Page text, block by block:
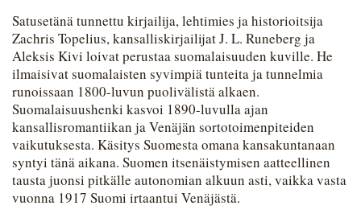
Satusetänä tunnettu kirjailija, lehtimies ja historioitsija
Zachris Topelius, kansalliskirjailijat J. L. Runeberg ja
Aleksis Kivi loivat perustaa suomalaisuuden kuville. He
ilmaisivat suomalaisten syvimpiä tunteita ja tunnelmia
runoissaan 1800-luvun puolivälistä alkaen.
Suomalaisuushenki kasvoi 1890-luvulla ajan
kansallisromantiikan ja Venäjän sortotoimenpiteiden
vaikutuksesta. Käsitys Suomesta omana kansakuntanaan
syntyi tänä aikana. Suomen itsenäistymisen aatteellinen
tausta juonsi pitkälle autonomian alkuun asti, vaikka vasta
vuonna 1917 Suomi irtaantui Venäjästä.